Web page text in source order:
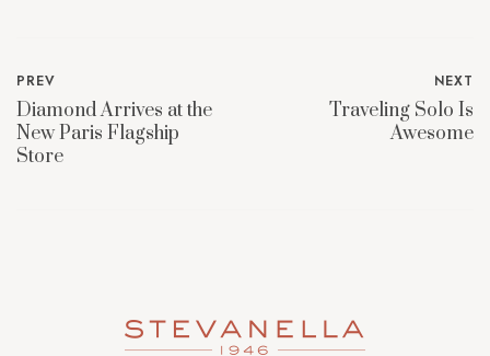
PREV
Diamond Arrives at the
New Paris Flagship
Store
NEXT
Traveling Solo Is
Awesome